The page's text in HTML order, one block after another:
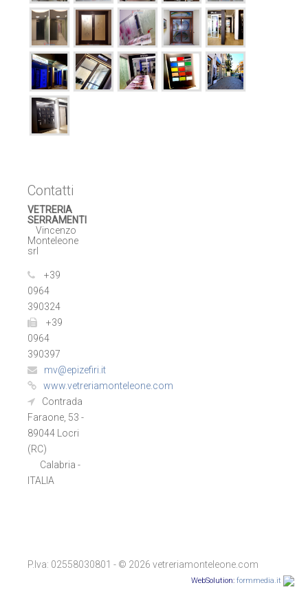
Contatti
VETRERIA
SERRAMENTI
Vincenzo
Monteleone
srl
+39
0964
390324
+39
0964
390397
mv@epizefiri.it
www.vetreriamonteleone.com
Contrada
Faraone, 53 -
89044 Locri
(RC)
Calabria -
ITALIA
P.Iva: 02558030801 - © 2026 vetreriamonteleone.com
WebSolution: formmedia.it